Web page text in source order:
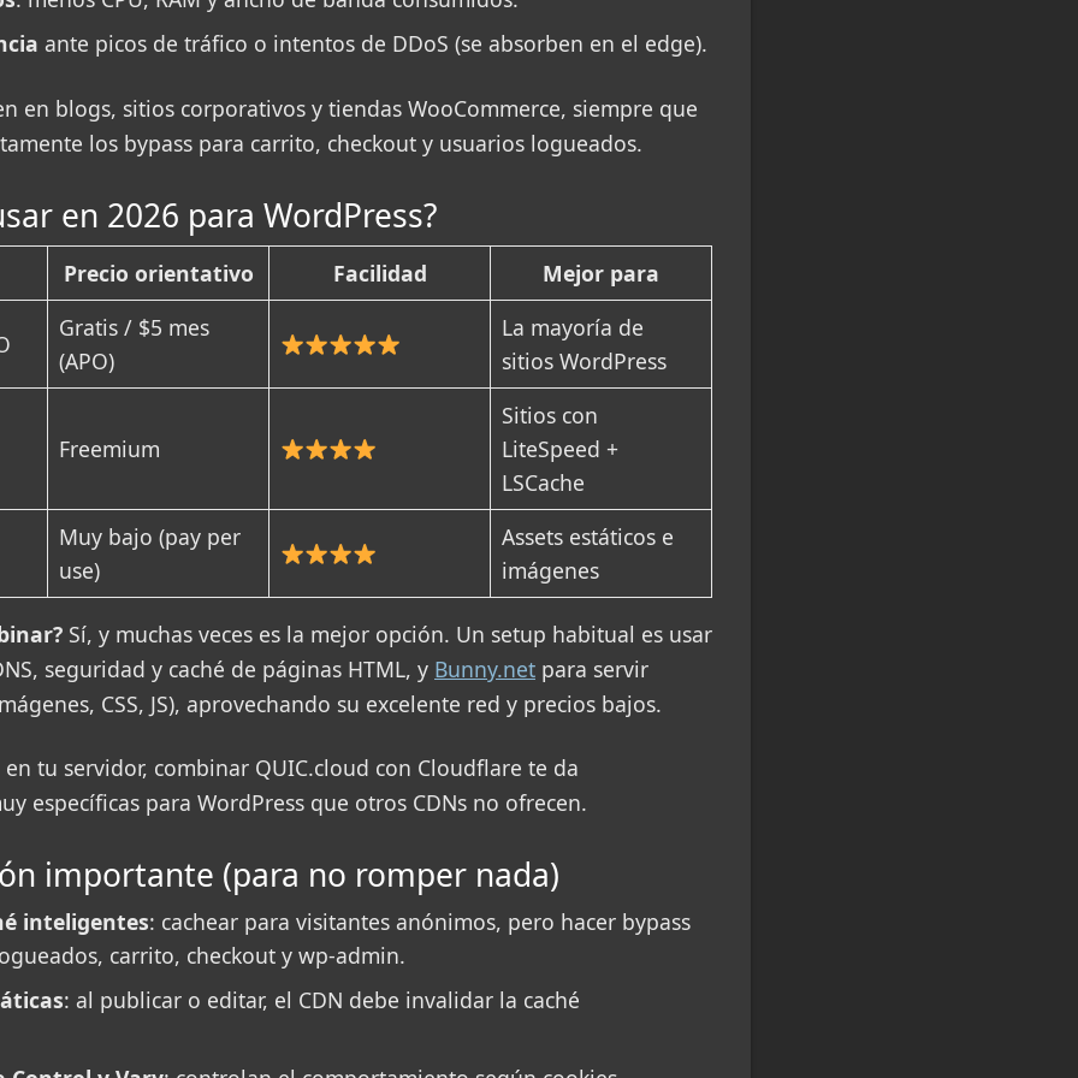
ante picos de tráfico o intentos de DDoS (se absorben en el edge).
en blogs, sitios corporativos y tiendas WooCommerce, siempre que
los bypass para carrito, checkout y usuarios logueados.
en 2026 para WordPress?
Precio orientativo Facilidad Mejor para
Gratis / $5 mes
(APO)
La mayoría de
sitios WordPress
Freemium
Sitios con
LiteSpeed +
LSCache
Muy bajo (pay per
use)
Assets estáticos e
imágenes
Sí, y muchas veces es la mejor opción. Un setup habitual es usar
seguridad y caché de páginas HTML, y Bunny.net para servir
CSS, JS), aprovechando su excelente red y precios bajos.
en tu servidor, combinar QUIC.cloud con Cloudflare te da
específicas para WordPress que otros CDNs no ofrecen.
importante (para no romper nada)
inteligentes: cachear para visitantes anónimos, pero hacer bypass
carrito, checkout y wp-admin.
: al publicar o editar, el CDN debe invalidar la caché